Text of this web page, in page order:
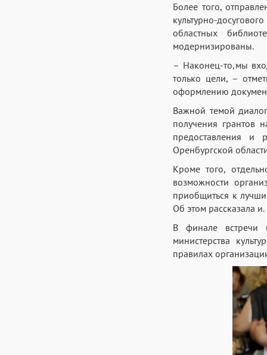
Более того,
культурно-
областных
модернизированы.
– Наконец-то,мы
только цели, –
оформлению
Важной темой
получения грантов
предоставления и
Оренбургской
Кроме того,
возможности
приобщиться к
Об этом рассказала
В финале встречи
министерства
правилах